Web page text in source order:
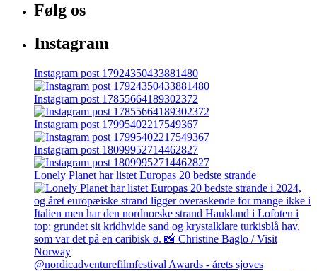
Følg os
Instagram
Instagram post 17924350433881480
Instagram post 17855664189302372
Instagram post 17995402217549367
Instagram post 18099952714462827
Lonely Planet har listet Europas 20 bedste strande
@nordicadventurefilmfestival Awards - årets sjoves